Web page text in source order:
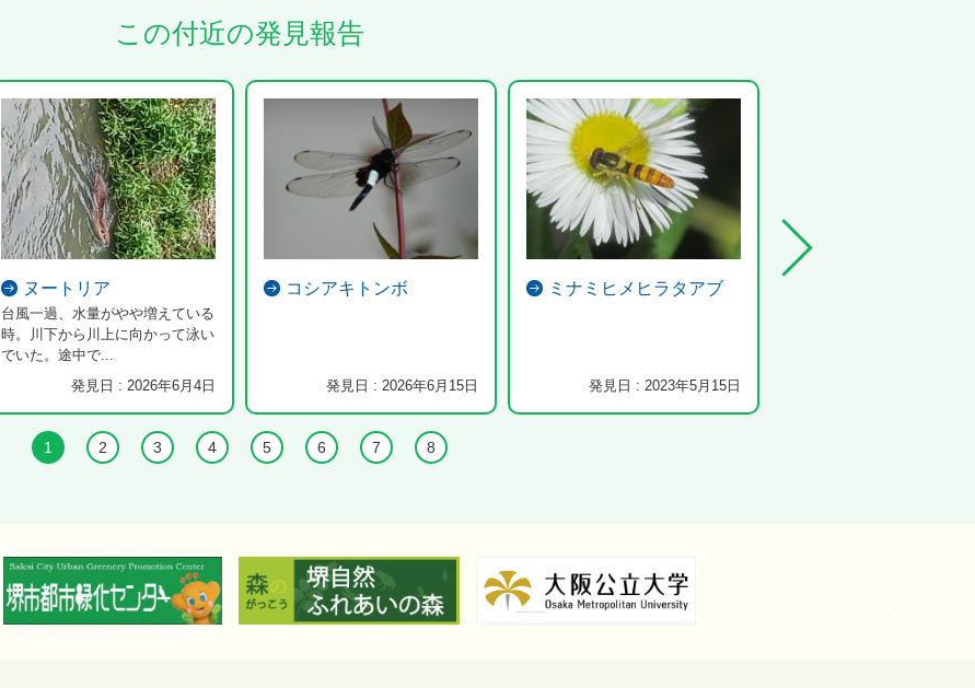
この付近の発見報告
ヌートリア
台風一過、水量がやや増えている
時。川下から川上に向かって泳い
でいた。途中で...
発見日 : 2026年6月4日
コシアキトンボ
発見日 : 2026年6月15日
ミナミヒメヒラタアブ
発見日 : 2023年5月15日
1 2 3 4 5 6 7 8